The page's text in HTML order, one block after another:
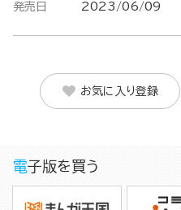
発売日 2023/06/09
お気に入り登録
電子版を買う